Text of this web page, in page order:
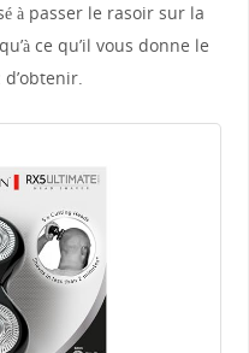
à passer le rasoir sur la
ce qu’il vous donne le